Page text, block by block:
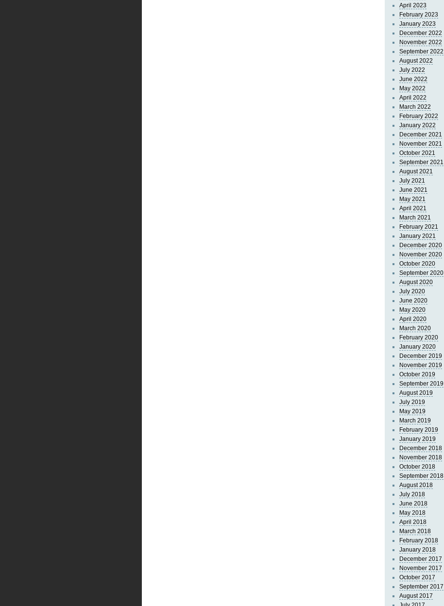
April 2023
February 2023
January 2023
December 2022
November 2022
September 2022
August 2022
July 2022
June 2022
May 2022
April 2022
March 2022
February 2022
January 2022
December 2021
November 2021
October 2021
September 2021
August 2021
July 2021
June 2021
May 2021
April 2021
March 2021
February 2021
January 2021
December 2020
November 2020
October 2020
September 2020
August 2020
July 2020
June 2020
May 2020
April 2020
March 2020
February 2020
January 2020
December 2019
November 2019
October 2019
September 2019
August 2019
July 2019
May 2019
March 2019
February 2019
January 2019
December 2018
November 2018
October 2018
September 2018
August 2018
July 2018
June 2018
May 2018
April 2018
March 2018
February 2018
January 2018
December 2017
November 2017
October 2017
September 2017
August 2017